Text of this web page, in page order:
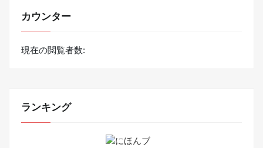
カウンター
現在の閲覧者数:
ランキング